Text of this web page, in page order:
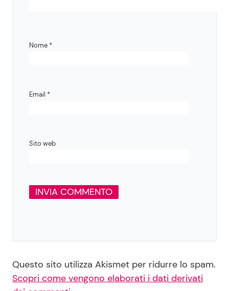
Nome *
Email *
Sito web
Questo sito utilizza Akismet per ridurre lo spam.
Scopri come vengono elaborati i dati derivati